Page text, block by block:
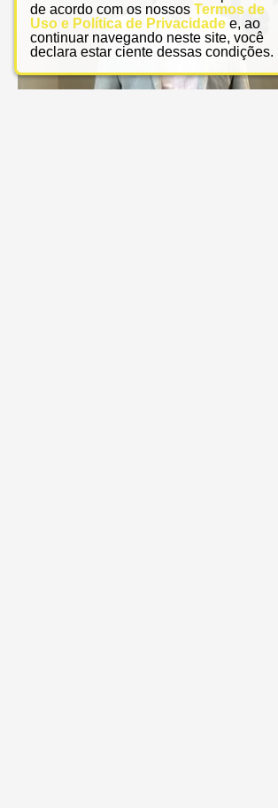
de acordo com os nossos Termos de
Uso e Política de Privacidade e, ao
continuar navegando neste site, você
declara estar ciente dessas condições.